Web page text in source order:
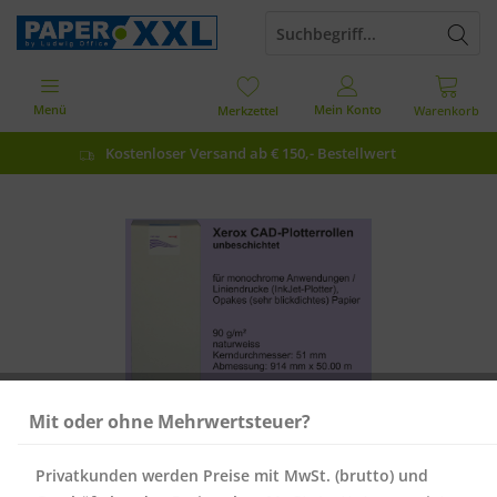
Kostenloser Versand ab € 150,- Bestellwert
Warenkorb
Merkzettel Mein Konto
Menü
Mit oder ohne Mehrwertsteuer?
Privatkunden werden Preise mit MwSt. (brutto) und